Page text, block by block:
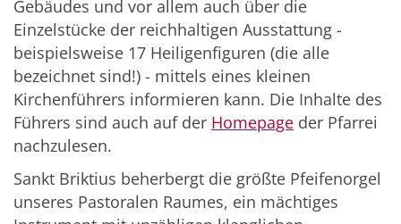
Gebäudes und vor allem auch über die
Einzelstücke der reichhaltigen Ausstattung -
beispielsweise 17 Heiligenfiguren (die alle
bezeichnet sind!) - mittels eines kleinen
Kirchenführers informieren kann. Die Inhalte des
Führers sind auch auf der Homepage der Pfarrei
nachzulesen.
Sankt Briktius beherbergt die größte Pfeifenorgel
unseres Pastoralen Raumes, ein mächtiges